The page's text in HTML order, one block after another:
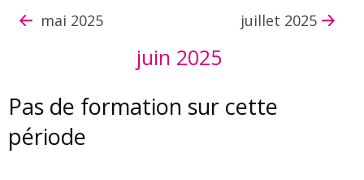
mai 2025
juin 2025
juillet 2025
Pas de formation sur cette
période